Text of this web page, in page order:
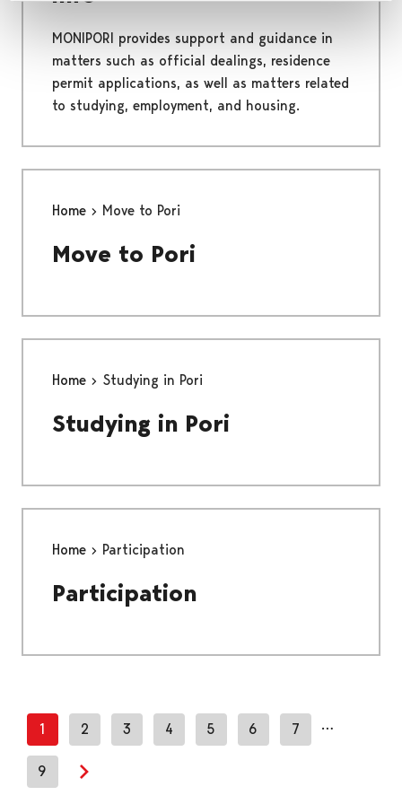
MONIPORI provides support and guidance in
matters such as official dealings, residence
permit applications, as well as matters related
to studying, employment, and housing.
Home Move to Pori
Move to Pori
Home Studying in Pori
Studying in Pori
Home Participation
Participation
1 2 3 4 5 6 7 …
9